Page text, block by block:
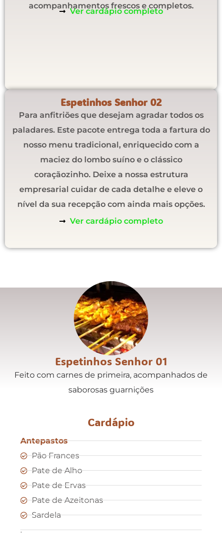
acompanhamentos frescos e completos.
Ver cardápio completo
Espetinhos Senhor 02
Para anfitriões que desejam agradar todos os
paladares. Este pacote entrega toda a fartura do
nosso menu tradicional, enriquecido com a
maciez do lombo suíno e o clássico
coraçãozinho. Deixe a nossa estrutura
empresarial cuidar de cada detalhe e eleve o
nível da sua recepção com ainda mais opções.
Ver cardápio completo
Espetinhos Senhor 01
Feito com carnes de primeira, acompanhados de
saborosas guarnições
Cardápio
Antepastos
Pão Frances
Pate de Alho
Pate de Ervas
Pate de Azeitonas
Sardela
.